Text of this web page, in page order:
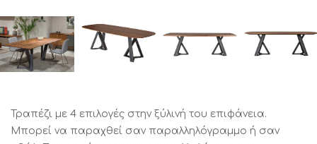
Τραπέζι με 4 επιλογές στην ξύλινή του επιφάνεια.
Μπορεί να παραχθεί σαν παραλληλόγραμμο ή σαν